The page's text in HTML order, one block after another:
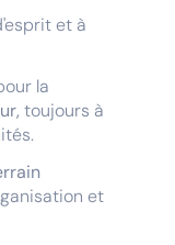
et à
la
toujours à
et